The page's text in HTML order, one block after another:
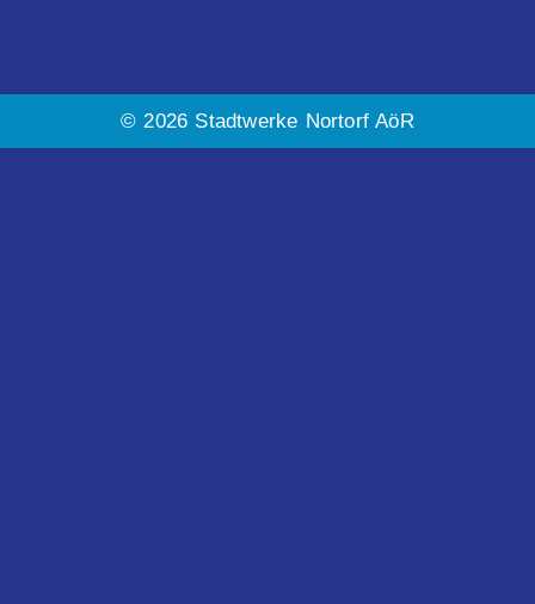
© 2026 Stadtwerke Nortorf AöR